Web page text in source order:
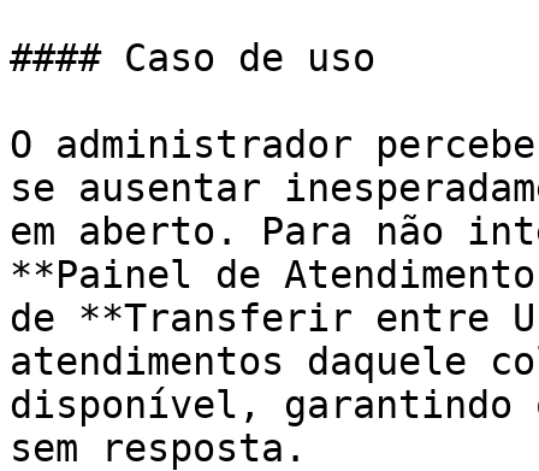
#### Caso de uso
O administrador
se ausentar
em aberto. Para não
**Painel de
de **Transferir entre
atendimentos daquele
disponível, garantindo
sem resposta.